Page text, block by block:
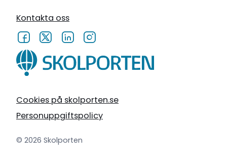
Cookies på skolporten.se
Personuppgiftspolicy
© 2026 Skolporten
Kontakta oss